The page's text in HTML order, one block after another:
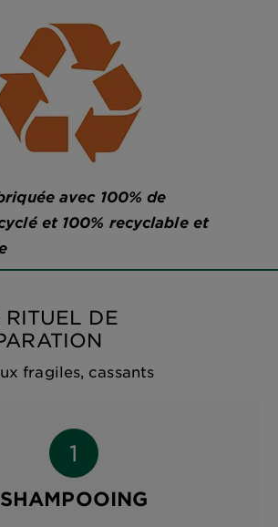
avec 100% de
et 100% recyclable et
RITUEL DE
fragiles, cassants
SHAMPOOING